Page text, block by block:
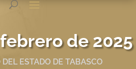
de 2025
DEL ESTADO DE TABASCO